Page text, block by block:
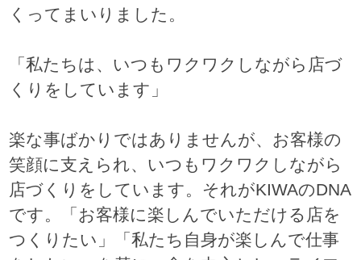
くってまいりました。
「私たちは、いつもワクワクしながら店づ
くりをしています」
楽な事ばかりではありませんが、お客様の
笑顔に支えられ、いつもワクワクしながら
店づくりをしています。それがKIWAのDNA
です。「お客様に楽しんでいただける店を
つくりたい」「私たち自身が楽しんで仕事